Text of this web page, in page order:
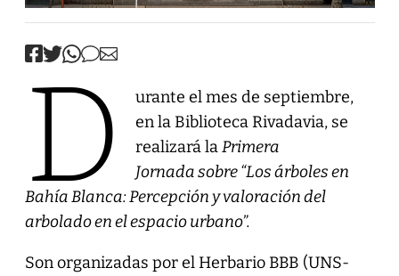
D
urante el mes de septiembre,
en la Biblioteca Rivadavia, se
realizará laPrimera
Jornada sobre “Los árboles en
Bahía Blanca: Percepción y valoración del
arbolado en el espacio urbano”.
Son organizadas por el Herbario BBB (UNS-